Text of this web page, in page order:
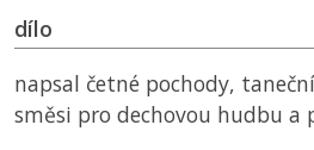
dílo
napsal četné pochody,
směsi pro dechovou hudbu a